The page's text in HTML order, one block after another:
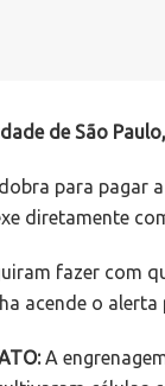
de São
para pagar
diretamente
fazer com
acende o
A